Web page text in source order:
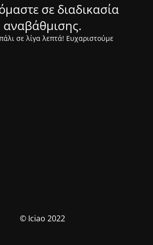
σε διαδικασία
αναβάθμισης.
σε λίγα λεπτά! Ευχαριστούμε
© Iciao 2022